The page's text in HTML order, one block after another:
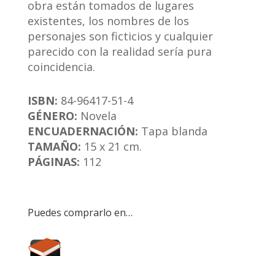
obra están tomados de lugares
existentes, los nombres de los
personajes son ficticios y cualquier
parecido con la realidad sería pura
coincidencia.
ISBN: 84-96417-51-4
GÉNERO: Novela
ENCUADERNACIÓN: Tapa blanda
TAMAÑO: 15 x 21 cm.
PÁGINAS: 112
Puedes comprarlo en…